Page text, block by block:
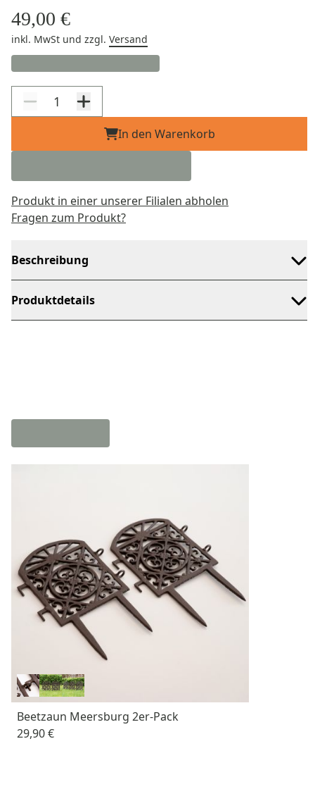
49,00 €
inkl. MwSt und zzgl. Versand
In den Warenkorb
Produkt in einer unserer Filialen abholen
Fragen zum Produkt?
Beschreibung
Produktdetails
Beetzaun Meersburg 2er-Pack
29,90 €